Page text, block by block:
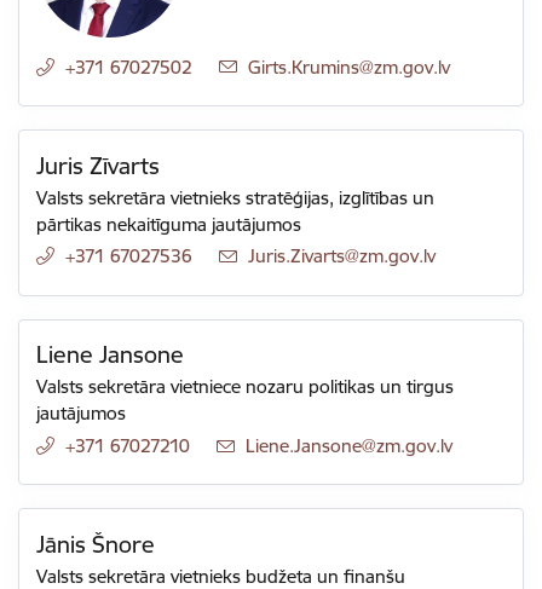
+371 67027502 E-pasts:
Girts.Krumins@zm.gov.lv
Juris Zīvarts
Valsts sekretāra vietnieks stratēģijas, izglītības un
pārtikas nekaitīguma jautājumos
+371 67027536
E-pasts:
Juris.Zivarts@zm.gov.lv
Liene Jansone
Valsts sekretāra vietniece nozaru politikas un tirgus
jautājumos
+371 67027210
E-pasts:
Liene.Jansone@zm.gov.lv
Jānis Šnore
Valsts sekretāra vietnieks budžeta un finanšu